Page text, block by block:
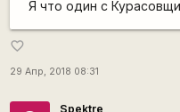
Я что один с
favorite_border
29 Апр, 2018 08:31
Spektre